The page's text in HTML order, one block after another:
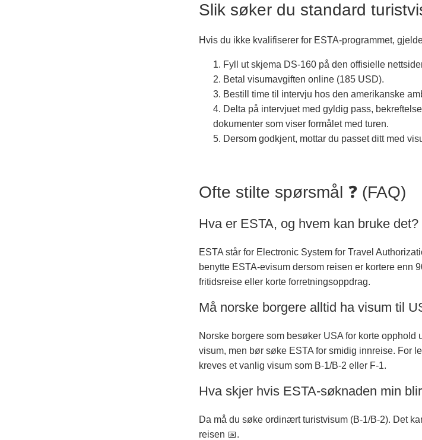
Slik søker du standard
Hvis du ikke kvalifiserer for ESTA-programmet,
Fyll ut skjema DS-160 på den offisielle
Betal visumavgiften online (185 USD).
Bestill time til intervju hos den amerikanske
Delta på intervjuet med gyldig pass,
dokumenter som viser formålet med turen.
Dersom godkjent, mottar du passet ditt med
Ofte stilte spørsmål ❓ (FAQ)
Hva er ESTA, og hvem kan bruke det?
ESTA står for Electronic System for Travel
benytte ESTA-evisum dersom reisen er kortere enn
fritidsreise eller korte forretningsoppdrag.
Må norske borgere alltid ha visum til
Norske borgere som besøker USA for korte opphold
visum, men bør søke ESTA for smidig innreise. For
kreves et vanlig visum som B-1/B-2 eller F-1.
Hva skjer hvis ESTA-søknaden min
Da må du søke ordinært turistvisum (B-1/B-2). Det
reisen 📅.